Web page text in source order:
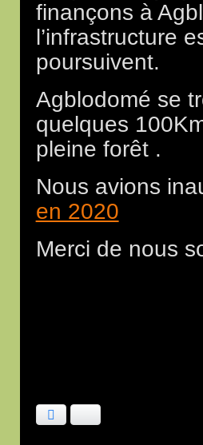
finançons à
l’infrastructure
poursuivent.
Agblodomé se
quelques
pleine forêt .
Nous avions
en 2020
Merci de nous